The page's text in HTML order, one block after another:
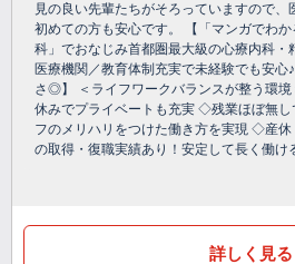
見の良い先輩たちがそろっていますので、
初めての方も安心です。 【「マンガでわか
科」でおなじみ首都圏最大級の心療内科・
医療機関／教育体制充実で未経験でも安心
さ◎】 ＜ライフワークバランスが整う環
休みでプライベートも充実 ◇残業ほぼ無し
フのメリハリをつけた働き方を実現 ◇産休
の取得・復職実績あり！安定して長く働け
詳しく見る